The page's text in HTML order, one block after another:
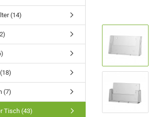
(14)
(7)
Tisch (43)